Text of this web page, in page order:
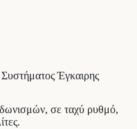
Έγκαιρης
σε ταχύ ρυθμό,